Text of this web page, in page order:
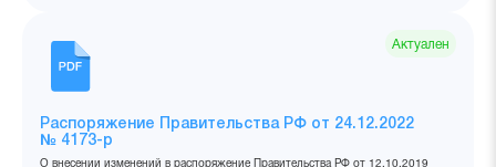
Актуален
Распоряжение Правительства РФ от 24.12.2022
№ 4173-р
О внесении изменений в распоряжение Правительства РФ от 12.10.2019